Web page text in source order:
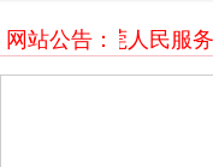
网站公告：
竭诚为东莞人民服